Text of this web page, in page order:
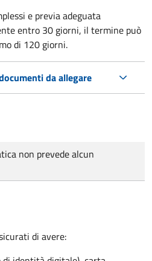
e previa adeguata
entro 30 giorni, il termine può
di 120 giorni.
da allegare
non prevede alcun
di avere: